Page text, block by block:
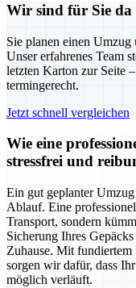
Wir sind für Sie da
Sie planen einen Umzug
Unser erfahrenes Team
letzten Karton zur Seite
termingerecht.
Jetzt schnell vergleichen
Wie eine
stressfrei und
Ein gut geplanter
Ablauf. Eine
Transport, sondern
Sicherung Ihres
Zuhause. Mit
sorgen wir dafür, dass
möglich verläuft.